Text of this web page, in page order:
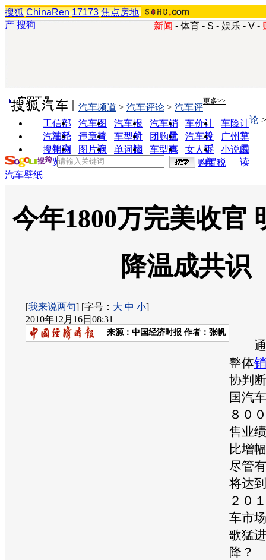
搜狐 ChinaRen 17173 焦点房地
产 搜狗 新闻 - 体育 - S - 娱乐 - V -
实用工具 更多>>
工信部
油耗
汽车图
片
汽车报
价
汽车销
量
车价计
算
车险计
算
汽车经
销商
违章查
询
车型对
比
团购优
惠
汽车投
诉
广州车
展
搜狗浏
览器
图片欣
赏
单词翻
车型查
询
女人宝
典
小说阅
读
汽车频道 > 汽车评论 > 汽车评
论
购置税
汽车壁纸
今年1800万完美收官
降温成共识
[我来说两句] [字号： 大 中 小]
2010年12月16日08:31
来源： 中国经济时报 作者：张帆
通
整体
协判
国汽
８０
售业
比增
尽管
将达
２０
车市
歌猛
降？